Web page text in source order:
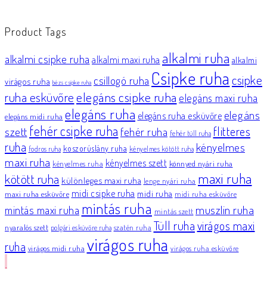
Product Tags
alkalmi csipke ruha alkalmi maxi ruha alkalmi ruha alkalmi
virágos ruha bézs csipke ruha csillogó ruha Csipke ruhacsipke
ruha esküvőreelegáns csipke ruha elegáns maxi ruha
elegáns midi ruha elegáns ruha elegáns ruha esküvőre elegáns
szett fehér csipke ruha fehér ruha fehér tüll ruha flitteres
ruha fodros ruha koszorúslány ruha kényelmes kötött ruha kényelmes
maxi ruha kényelmes ruha kényelmes szett könnyed nyári ruha
kötött ruha különleges maxi ruha lenge nyári ruha maxi ruha
maxi ruha esküvőre midi csipke ruha midi ruha midi ruha esküvőre
mintás maxi ruha mintás ruha mintás szett muszlin ruha
nyaralós szett polgári esküvőre ruha szatén ruha Tüll ruhavirágos maxi
ruha virágos midi ruha virágos ruha virágos ruha esküvőre